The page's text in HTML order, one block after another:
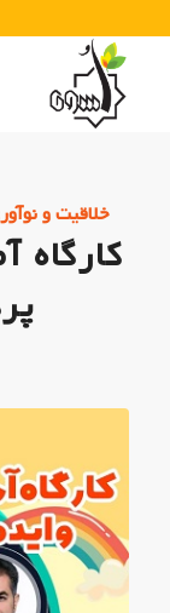
خلاقیت و
کارگاه